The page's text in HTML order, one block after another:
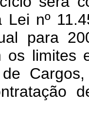
Lei nº
para
os limites